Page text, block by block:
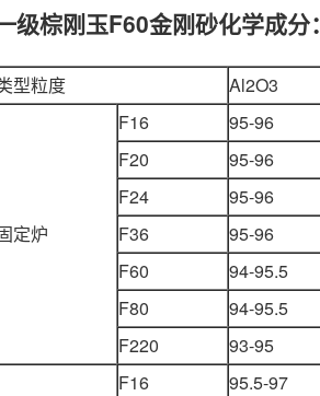
级棕刚玉F60金刚砂化学成分：
型粒度 Al2O3
定炉
F16 95-96
F20
95-96
F24
95-96
F36
95-96
F60
94-95.5
F80
94-95.5
F220
93-95
F16 95.5-97